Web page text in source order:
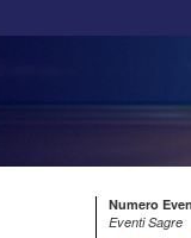
Numero
Eventi Sagre